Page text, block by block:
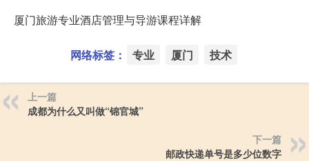
厦门旅游专业酒店管理与导游课程详解
网络标签： 专业 厦门 技术
上一篇
成都为什么又叫做“锦官城”
下一篇
邮政快递单号是多少位数字